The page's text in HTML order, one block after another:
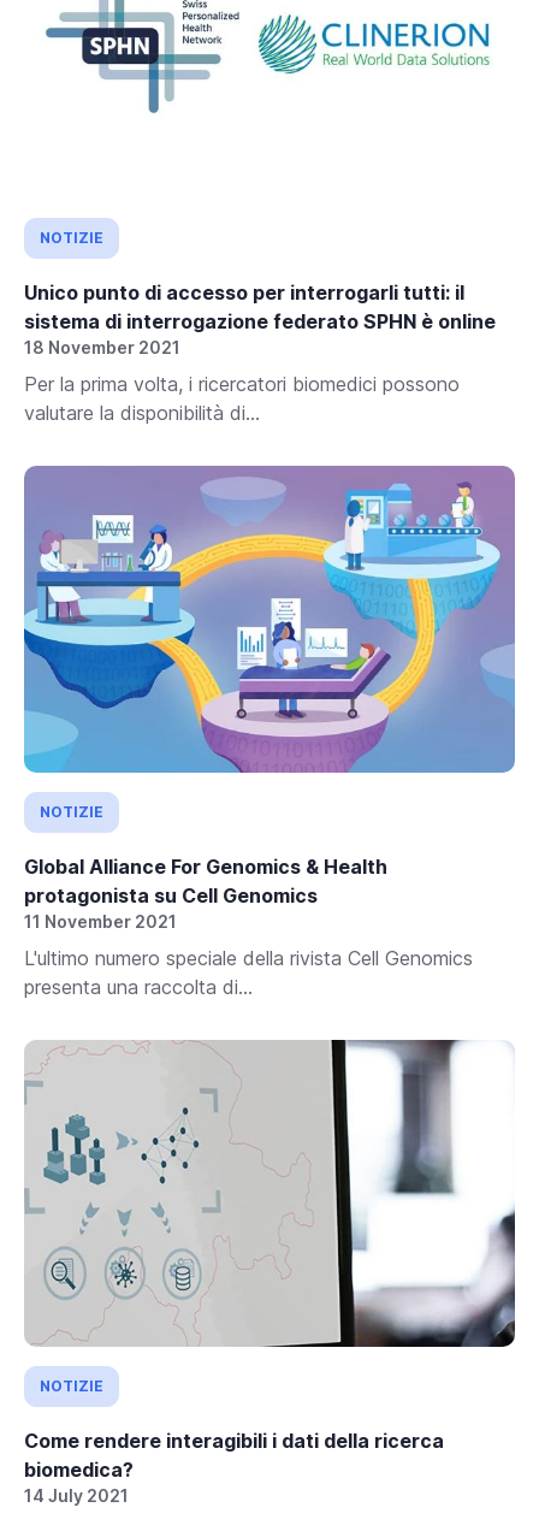
NOTIZIE
Unico punto di accesso per interrogarli tutti: il
sistema di interrogazione federato SPHN è online
18 November 2021
Per la prima volta, i ricercatori biomedici possono
valutare la disponibilità di...
NOTIZIE
Global Alliance For Genomics & Health
protagonista su Cell Genomics
11 November 2021
L'ultimo numero speciale della rivista Cell Genomics
presenta una raccolta di...
NOTIZIE
Come rendere interagibili i dati della ricerca
biomedica?
14 July 2021